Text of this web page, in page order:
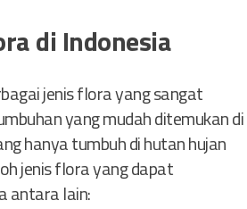
di Indonesia
jenis flora yang sangat
yang mudah ditemukan di
hanya tumbuh di hutan hujan
jenis flora yang dapat
antara lain: